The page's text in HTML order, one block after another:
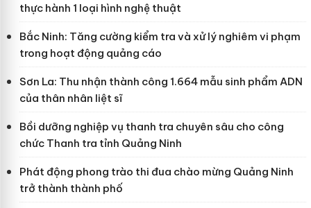
thực hành 1 loại hình nghệ thuật
Bắc Ninh: Tăng cường kiểm tra và xử lý nghiêm vi phạm
trong hoạt động quảng cáo
Sơn La: Thu nhận thành công 1.664 mẫu sinh phẩm ADN
của thân nhân liệt sĩ
Bồi dưỡng nghiệp vụ thanh tra chuyên sâu cho công
chức Thanh tra tỉnh Quảng Ninh
Phát động phong trào thi đua chào mừng Quảng Ninh
trở thành thành phố